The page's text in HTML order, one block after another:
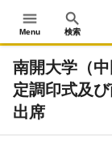
menu
Menu
search
検索
南開大学（
定調印式及
出席